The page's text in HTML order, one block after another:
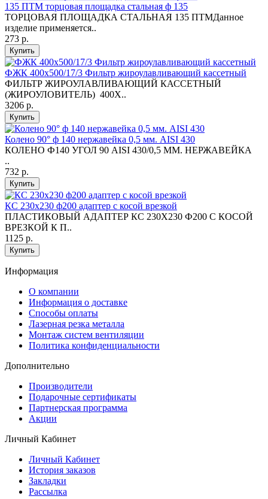
135 ПТМ торцовая площадка стальная ф 135
ТОРЦОВАЯ ПЛОЩАДКА СТАЛЬНАЯ 135 ПТМДанное
изделие применяется..
273 р.
Купить
ФЖК 400х500/17/3 Фильтр жироулавливающий кассетный
ФИЛЬТР ЖИРОУЛАВЛИВАЮЩИЙ КАССЕТНЫЙ
(ЖИРОУЛОВИТЕЛЬ) 400Х..
3206 р.
Купить
Колено 90° ф 140 нержавейка 0,5 мм. AISI 430
КОЛЕНО Ф140 УГОЛ 90 AISI 430/0,5 ММ. НЕРЖАВЕЙКА
..
732 р.
Купить
КС 230х230 ф200 адаптер с косой врезкой
ПЛАСТИКОВЫЙ АДАПТЕР КС 230Х230 Ф200 С КОСОЙ
ВРЕЗКОЙ К П..
1125 р.
Купить
Информация
O компании
Информация о доставке
Способы оплаты
Лазерная резка металла
Монтаж систем вентиляции
Политика конфиденциальности
Дополнительно
Производители
Подарочные сертификаты
Партнерская программа
Акции
Личный Кабинет
Личный Кабинет
История заказов
Закладки
Рассылка